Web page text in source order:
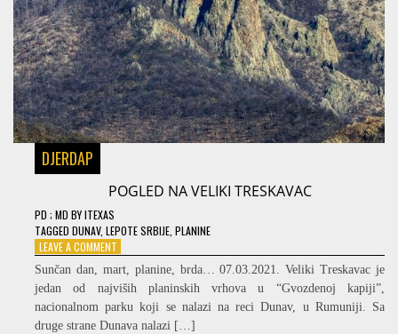
DJERDAP
POGLED NA VELIKI TRESKAVAC
PD ; MD BYITEXAS
TAGGED DUNAV, LEPOTE SRBIJE PLANINE
LEAVE A COMMENT
POGLED
NA
VELIKI
TRESKAVAC
Sunčan dan, mart, planine, brda… 07.03.2021. Veliki Treskavac je
jedan od najviših planinskih vrhova u “Gvozdenoj kapiji”,
nacionalnom parku koji se nalazi na reci Dunav, u Rumuniji. Sa
druge strane Dunava nalazi […]